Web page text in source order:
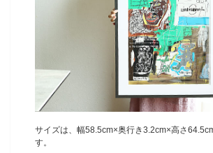
サイズは、幅58.5cm×奥行き3.2cm×高さ
す。